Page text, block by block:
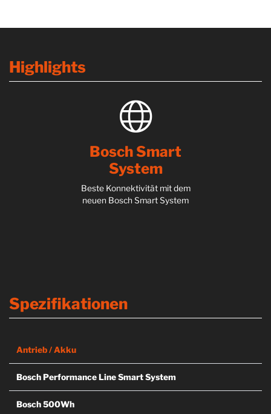
Highlights
Bosch Smart
System
Beste Konnektivität mit dem
neuen Bosch Smart System
Spezifikationen
Antrieb / Akku
Bosch Performance Line Smart System
Bosch 500Wh